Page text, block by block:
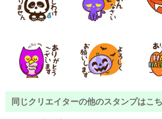
同じクリエイターの他のスタンプはこ